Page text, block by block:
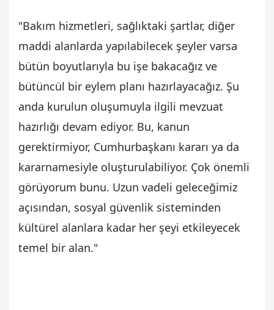
"Bakım hizmetleri, sağlıktaki şartlar, diğer
maddi alanlarda yapılabilecek şeyler varsa
bütün boyutlarıyla bu işe bakacağız ve
bütüncül bir eylem planı hazırlayacağız. Şu
anda kurulun oluşumuyla ilgili mevzuat
hazırlığı devam ediyor. Bu, kanun
gerektirmiyor, Cumhurbaşkanı kararı ya da
kararnamesiyle oluşturulabiliyor. Çok önemli
görüyorum bunu. Uzun vadeli geleceğimiz
açısından, sosyal güvenlik sisteminden
kültürel alanlara kadar her şeyi etkileyecek
temel bir alan."